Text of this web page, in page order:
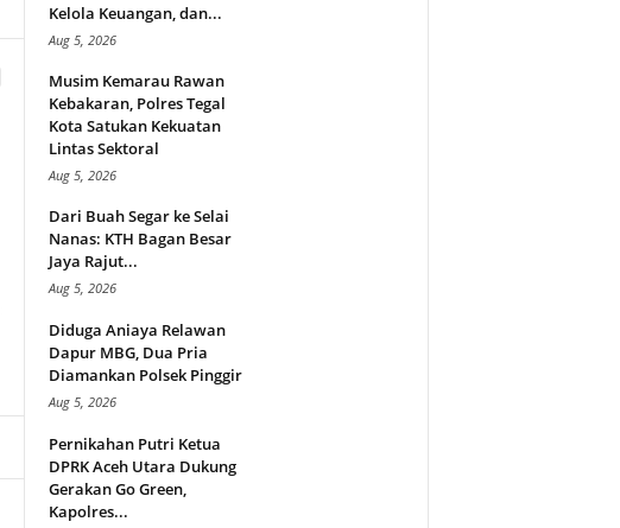
Kelola Keuangan, dan...
Aug 5, 2026
Musim Kemarau Rawan
Kebakaran, Polres Tegal
Kota Satukan Kekuatan
Lintas Sektoral
Aug 5, 2026
Dari Buah Segar ke Selai
Nanas: KTH Bagan Besar
Jaya Rajut...
Aug 5, 2026
Diduga Aniaya Relawan
Dapur MBG, Dua Pria
Diamankan Polsek Pinggir
Aug 5, 2026
Pernikahan Putri Ketua
DPRK Aceh Utara Dukung
Gerakan Go Green,
Kapolres...